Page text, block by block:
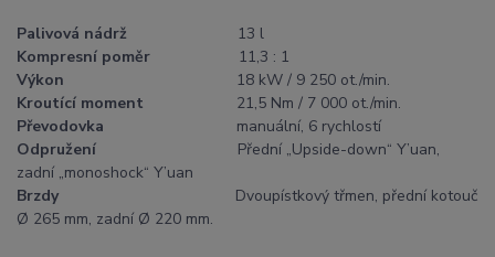
Palivová nádrž 13 l
Kompresní poměr 11,3 : 1
Výkon 18 kW / 9 250 ot./min.
Kroutící moment 21,5 Nm / 7 000 ot./min.
Převodovka manuální, 6 rychlostí
Odpružení Přední „Upside-down“ Y’uan,
zadní „monoshock“ Y’uan
Brzdy Dvoupístkový třmen, přední kotouč
Ø 265 mm, zadní Ø 220 mm.